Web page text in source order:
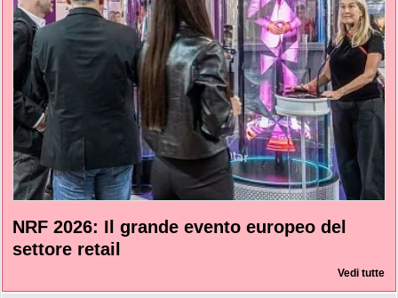
NRF 2026: Il grande evento europeo del
settore retail
Vedi tutte